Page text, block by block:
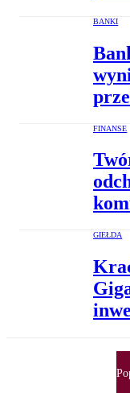
BANKI
FINANSE
GIEŁDA